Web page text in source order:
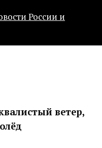
ветер,